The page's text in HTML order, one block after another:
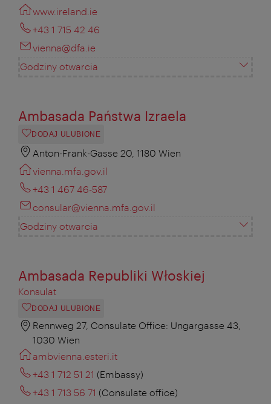
www.ireland.ie
+43 1 715 42 46
vienna@dfa.ie
Godziny otwarcia
Ambasada Państwa Izraela
DODAJ ULUBIONE
Anton-Frank-Gasse 20, 1180 Wien
vienna.mfa.gov.il
+43 1 467 46-587
consular@vienna.mfa.gov.il
Godziny otwarcia
Ambasada Republiki Włoskiej
Konsulat
DODAJ ULUBIONE
Rennweg 27, Consulate Office: Ungargasse 43,
1030 Wien
ambvienna.esteri.it
+43 1 712 51 21 (Embassy)
+43 1 713 56 71 (Consulate office)